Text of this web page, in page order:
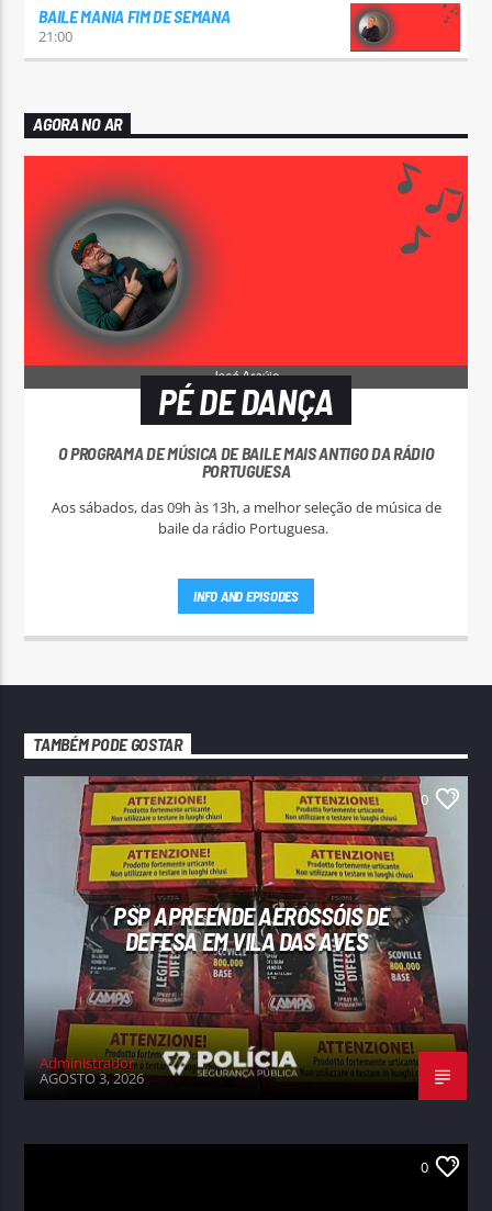
BAILE MANIA FIM DE SEMANA
21:00
AGORA NO AR
PÉ DE DANÇA
O PROGRAMA DE MÚSICA DE BAILE MAIS ANTIGO DA RÁDIO
PORTUGUESA
Aos sábados, das 09h às 13h, a melhor seleção de música de
INFO AND EPISODES
TAMBÉM PODE GOSTAR
0
PSP APREENDE AEROSSÓIS DE
DEFESA EM VILA DAS AVES
Administrador
AGOSTO 3, 2026
0